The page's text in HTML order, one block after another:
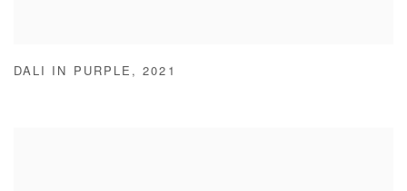
DALI IN PURPLE ,2021